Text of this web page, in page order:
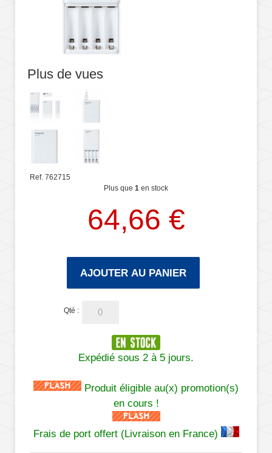
Plus de vues
Ref. 762715
Plus que 1 en stock
64,66 €
AJOUTER AU PANIER
Qté :
Expédié sous 2 à 5 jours.
Produit éligible au(x) promotion(s)
en cours !
Frais de port offert (Livraison en France)